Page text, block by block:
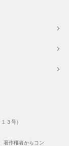
著作権者からコン